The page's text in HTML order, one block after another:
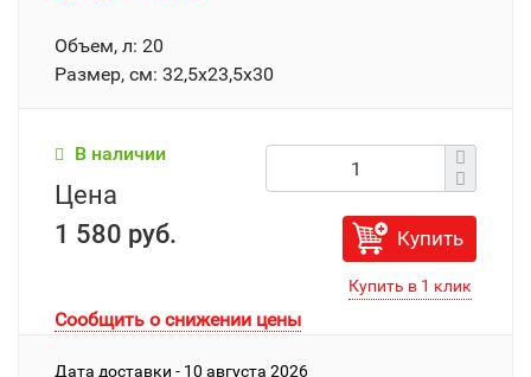
Объем, л: 20
Размер, см: 32,5х23,5х30
В наличии
Цена
1 580 руб.
Купить
Сообщить о снижении цены
Дата доставки - 10 августа 2026